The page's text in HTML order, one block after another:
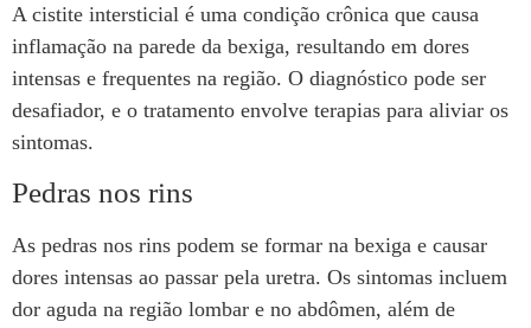
A cistite intersticial é uma condição crônica que causa
inflamação na parede da bexiga, resultando em dores
intensas e frequentes na região. O diagnóstico pode ser
desafiador, e o tratamento envolve terapias para aliviar os
sintomas.
Pedras nos rins
As pedras nos rins podem se formar na bexiga e causar
dores intensas ao passar pela uretra. Os sintomas incluem
dor aguda na região lombar e no abdômen, além de